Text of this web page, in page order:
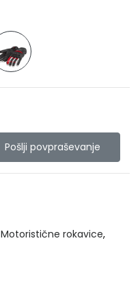
Pošlji povpraševanje
Motoristične rokavice,